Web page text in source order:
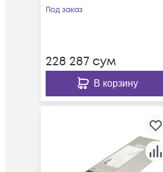
Под заказ
228 287 сум
В корзину